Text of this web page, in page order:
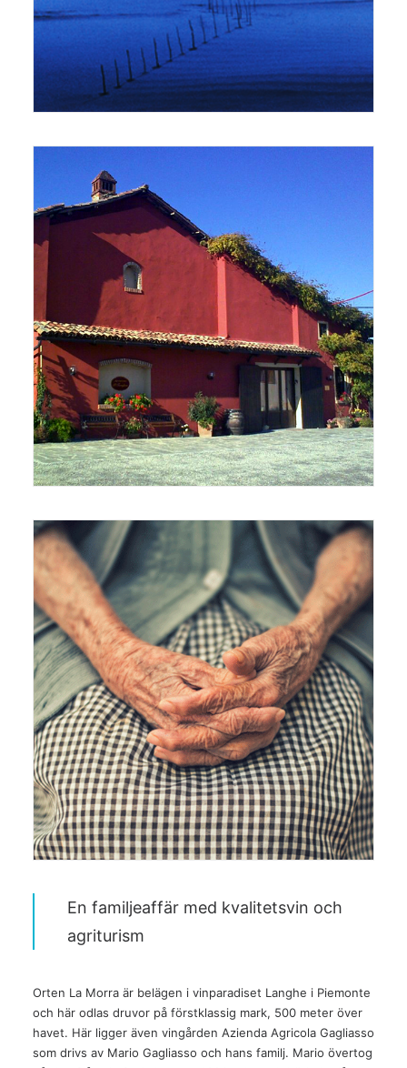
En familjeaffär med kvalitetsvin och
agriturism
Orten La Morra är belägen i vinparadiset Langhe i Piemonte
och här odlas druvor på förstklassig mark, 500 meter över
havet. Här ligger även vingården Azienda Agricola Gagliasso
som drivs av Mario Gagliasso och hans familj. Mario övertog